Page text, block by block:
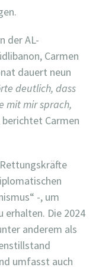
der AL-
Carmen
dauert neun
deutlich, dass
mit mir sprach,
berichtet Carmen
-, um
erhalten. Die 2024
anderem als
umfasst auch